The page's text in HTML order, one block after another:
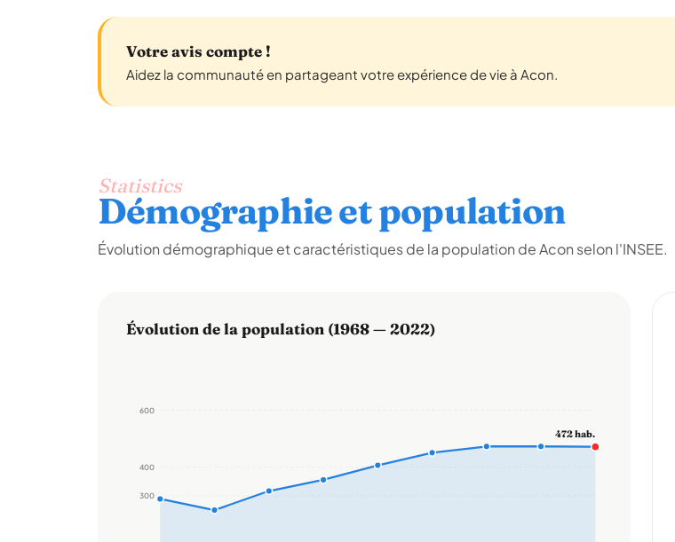
Votre avis compte !
Aidez la communauté en partageant votre expérience de vie à Acon.
Statistics
Démographie et population
Évolution démographique et caractéristiques de la population de Acon selon l'INSEE.
Évolution de la population (1968 — 2022)
300
400
600
472 hab.